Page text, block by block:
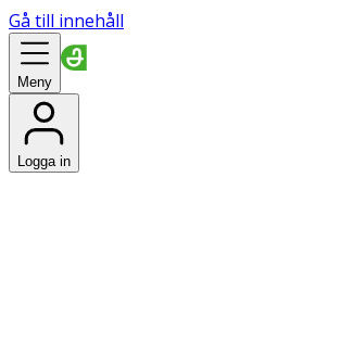
Gå till innehåll
Meny
Logga in